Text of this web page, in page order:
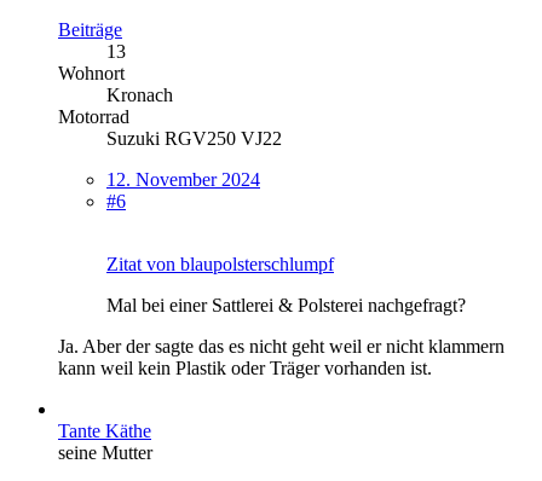
Beiträge
13
Wohnort
Kronach
Motorrad
Suzuki RGV250 VJ22
12. November 2024
#6
Zitat von blaupolsterschlumpf
Mal bei einer Sattlerei & Polsterei nachgefragt?
Ja. Aber der sagte das es nicht geht weil er nicht klammern
kann weil kein Plastik oder Träger vorhanden ist.
Tante Käthe
seine Mutter